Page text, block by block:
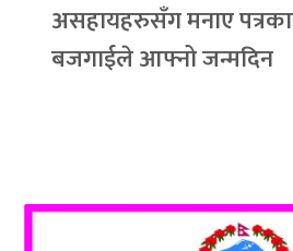
असहायहरुसँग मनाए
बजगाईले आफ्नो जन्मदिन